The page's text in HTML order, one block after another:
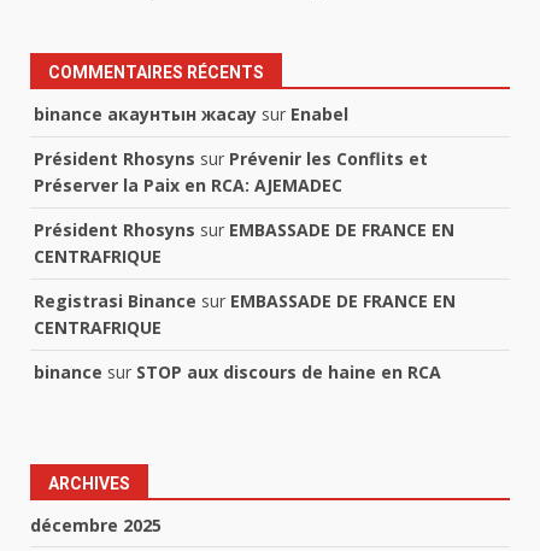
COMMENTAIRES RÉCENTS
binance акаунтын жасау sur Enabel
Président Rhosyns sur Prévenir les Conflits et
Préserver la Paix en RCA: AJEMADEC
Président Rhosyns sur EMBASSADE DE FRANCE EN
CENTRAFRIQUE
Registrasi Binance sur EMBASSADE DE FRANCE EN
CENTRAFRIQUE
binance sur STOP aux discours de haine en RCA
ARCHIVES
décembre 2025